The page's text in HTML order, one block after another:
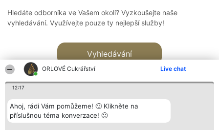
ORLOVÉ Cukrářství Live chat
12:17
Ahoj, rádi Vám pomůžeme! 🙂 Klikněte na
příslušnou téma konverzace! 🙂
Hledáte odborníka ve Vašem okolí? Vyzkoušejte naše
vyhledávání. Využívejte pouze ty nejlepší služby!
Vyhledávání